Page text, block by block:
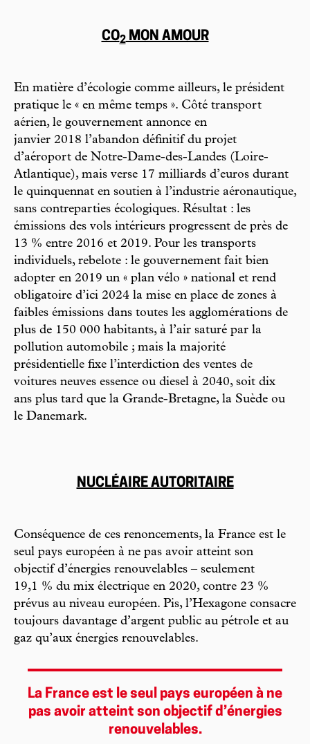
CO2MON AMOUR
En matière d’écologie comme ailleurs, le président
pratique le « en même temps ». Côté transport
aérien, le gouvernement annonce en
janvier 2018 l’abandon définitif du projet
d’aéroport de Notre-Dame-des-Landes (Loire-
Atlantique), mais verse 17 milliards d’euros durant
le quinquennat en soutien à l’industrie aéronautique,
sans contreparties écologiques. Résultat : les
émissions des vols intérieurs progressent de près de
13 % entre 2016 et 2019. Pour les transports
individuels, rebelote : le gouvernement fait bien
adopter en 2019 un « plan vélo » national et rend
obligatoire d’ici 2024 la mise en place de zones à
faibles émissions dans toutes les agglomérations de
plus de 150 000 habitants, à l’air saturé par la
pollution automobile ; mais la majorité
présidentielle fixe l’interdiction des ventes de
voitures neuves essence ou diesel à 2040, soit dix
ans plus tard que la Grande-Bretagne, la Suède ou
le Danemark.
NUCLÉAIRE AUTORITAIRE
Conséquence de ces renoncements, la France est le
seul pays européen à ne pas avoir atteint son
objectif d’énergies renouvelables – seulement
19,1 % du mix électrique en 2020, contre 23 %
prévus au niveau européen. Pis, l’Hexagone consacre
toujours davantage d’argent public au pétrole et au
gaz qu’aux énergies renouvelables.
La France est le seul pays européen à ne
pas avoir atteint son objectif d’énergies
renouvelables.